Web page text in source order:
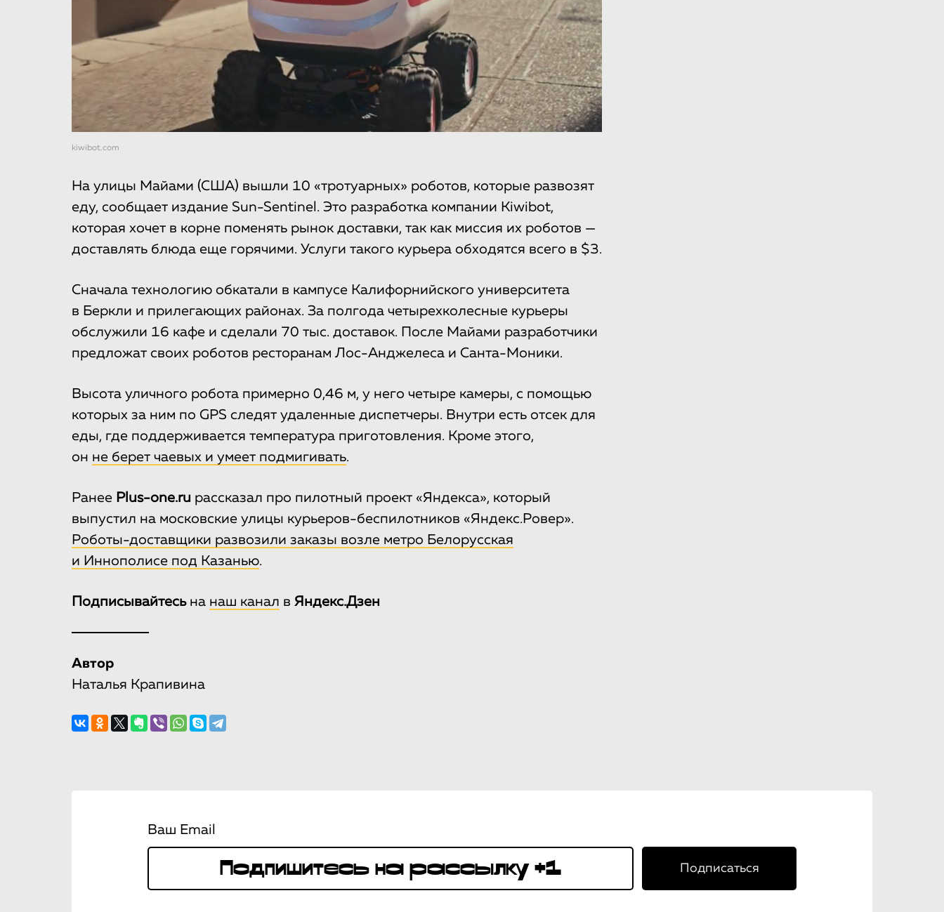
kiwibot.com
На улицы Майами (США) вышли 10 «тротуарных» роботов, которые развозят
еду, сообщает издание Sun-Sentinel. Это разработка компании Kiwibot,
которая хочет в корне поменять рынок доставки, так как миссия их роботов —
доставлять блюда еще горячими. Услуги такого курьера обходятся всего в $3.
Сначала технологию обкатали в кампусе Калифорнийского университета
в Беркли и прилегающих районах. За полгода четырехколесные курьеры
обслужили 16 кафе и сделали 70 тыс. доставок. После Майами разработчики
предложат своих роботов ресторанам Лос-Анджелеса и Санта-Моники.
Высота уличного робота примерно 0,46 м, у него четыре камеры, с помощью
которых за ним по GPS следят удаленные диспетчеры. Внутри есть отсек для
еды, где поддерживается температура приготовления. Кроме этого,
он не берет чаевых и умеет подмигивать.
Ранее Plus-one.ru рассказал про пилотный проект «Яндекса», который
выпустил на московские улицы курьеров-беспилотников «Яндекс.Ровер».
Роботы-доставщики развозили заказы возле метро Белорусская
и Иннополисе под Казанью.
Подписывайтесьна наш канал в Яндекс.Дзен
Автор
Наталья Крапивина
Ваш Email
Подписаться